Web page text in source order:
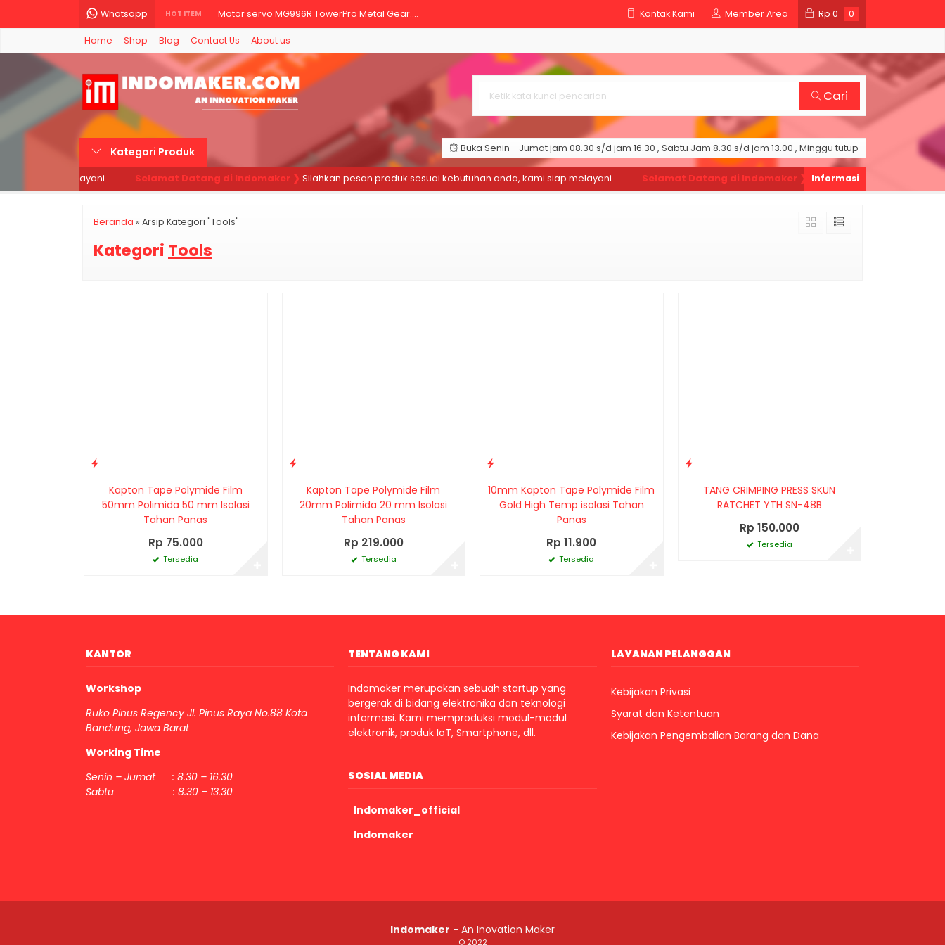
Whatsapp HOT ITEM Motor servo MG996R TowerPro Metal Gear....
Resistor 220 Ohm 220R Ohm 220Ohm 1/4W 1% Metal fil....
SG90 Motor Servo For Arduino Uno Mega SG 90 Biru S....
Kabel Jumper 20cm Dupont 20 cm Female to Female Pe....
DS3231SN DS3231 SN I2C RTC Module & Baterai Mo....
Kabel Jumper arduino Dupont Pelangi 30 cm Male to ....
Potensiometer 10K - Mono Potensio Meter Linear Res....
Kontak Kami Member Area Rp 0 0
Home Shop Blog Contact Us About us
Cari
Kategori Produk Buka Senin - Jumat jam 08.30 s/d jam 16.30 , Sabtu Jam 8.30 s/d jam 13.00 , Minggu tutup
kami siap melayani. Selamat Datang di Indomaker ❯Silahkan pesan produk sesuai kebutuhan anda, kami siap melayani. Selamat Datang di Indomaker ❯Silahkan pesan produk sesuai
Beranda » Arsip Kategori "Tools"
Kategori Tools
Kapton Tape Polymide Film
50mm Polimida 50 mm Isolasi
Tahan Panas
Rp 75.000
Tersedia
Kapton Tape Polymide Film
20mm Polimida 20 mm Isolasi
Tahan Panas
Rp 219.000
Tersedia
10mm Kapton Tape Polymide Film
Gold High Temp isolasi Tahan
Panas
Rp 11.900
Tersedia
TANG CRIMPING PRESS SKUN
RATCHET YTH SN-48B
Rp 150.000
Tersedia
KANTOR
Workshop
Ruko Pinus Regency Jl. Pinus Raya No.88 Kota
Bandung, Jawa Barat
Working Time
Senin – Jumat : 8.30 – 16.30
Sabtu : 8.30 – 13.30
TENTANG KAMI
Indomaker merupakan sebuah startup yang
bergerak di bidang elektronika dan teknologi
informasi. Kami memproduksi modul-modul
elektronik, produk IoT, Smartphone, dll.
SOSIAL MEDIA
Indomaker_official
Indomaker
LAYANAN PELANGGAN
Kebijakan Privasi
Syarat dan Ketentuan
Kebijakan Pengembalian Barang dan Dana
Indomaker - An Inovation Maker
© 2022